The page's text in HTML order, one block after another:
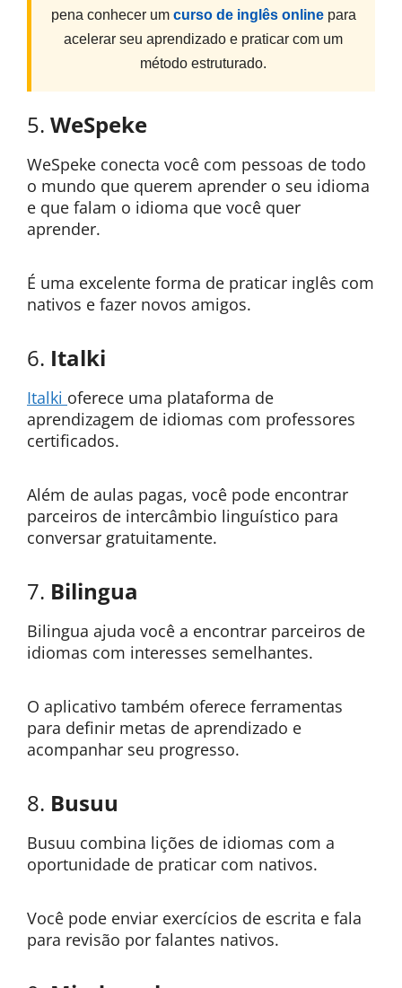
pena conhecer um curso de inglês onlinepara
acelerar seu aprendizado e praticar com um
método estruturado.
5. WeSpeke
WeSpeke conecta você com pessoas de todo
o mundo que querem aprender o seu idioma
e que falam o idioma que você quer
aprender.
É uma excelente forma de praticar inglês com
nativos e fazer novos amigos.
6. Italki
Italki oferece uma plataforma de
aprendizagem de idiomas com professores
certificados.
Além de aulas pagas, você pode encontrar
parceiros de intercâmbio linguístico para
conversar gratuitamente.
7. Bilingua
Bilingua ajuda você a encontrar parceiros de
idiomas com interesses semelhantes.
O aplicativo também oferece ferramentas
para definir metas de aprendizado e
acompanhar seu progresso.
8. Busuu
Busuu combina lições de idiomas com a
oportunidade de praticar com nativos.
Você pode enviar exercícios de escrita e fala
para revisão por falantes nativos.